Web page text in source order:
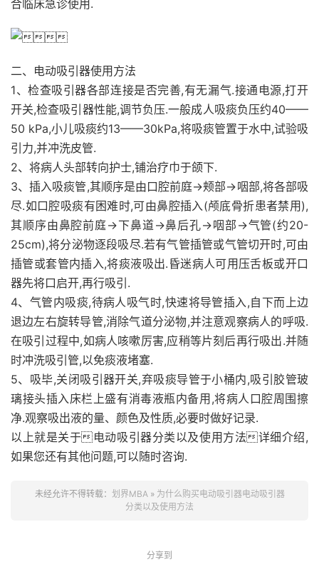
合临床急诊使用.
二、电动吸引器使用方法
1、检查吸引器各部连接是否完善,有无漏气.接通电源,打开
开关,检查吸引器性能,调节负压.一般成人吸痰负压约40——
50 kPa,小儿吸痰约13——30kPa,将吸痰管置于水中,试验吸
引力,并冲洗皮管.
2、将病人头部转向护士,铺治疗巾于颌下.
3、插入吸痰管,其顺序是由口腔前庭→颊部→咽部,将各部吸
尽.如口腔吸痰有困难时,可由鼻腔插入(颅底骨折患者禁用),
其顺序由鼻腔前庭→下鼻道→鼻后孔→咽部→气管(约20-
25cm),将分泌物逐段吸尽.若有气管插管或气管切开时,可由
插管或套管内插入,将痰液吸出.昏迷病人可用压舌板或开口
器先将口启开,再行吸引.
4、气管内吸痰,待病人吸气时,快速将导管插入,自下而上边
退边左右旋转导管,消除气道分泌物,并注意观察病人的呼吸.
在吸引过程中,如病人咳嗽厉害,应稍等片刻后再行吸出.并随
时冲洗吸引管,以免痰液堵塞.
5、吸毕,关闭吸引器开关,弃吸痰导管于小桶内,吸引胶管玻
璃接头插入床栏上盛有消毒液瓶内备用,将病人口腔周围擦
净.观察吸出液的量、颜色及性质,必要时做好记录.
以上就是关于电动吸引器分类以及使用方法详细介绍,
如果您还有其他问题,可以随时咨询.
未经允许不得转载： 划界MBA» 为什么购买电动吸引器电动吸引器
分类以及使用方法
分享到